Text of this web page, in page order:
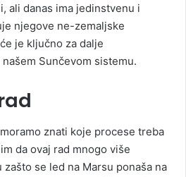
ali danas ima jedinstvenu i
njegove ne-zemaljske
je ključno za dalje
Sunčevom sistemu.
znati koje procese treba
da ovaj rad mnogo više
se led na Marsu ponaša na